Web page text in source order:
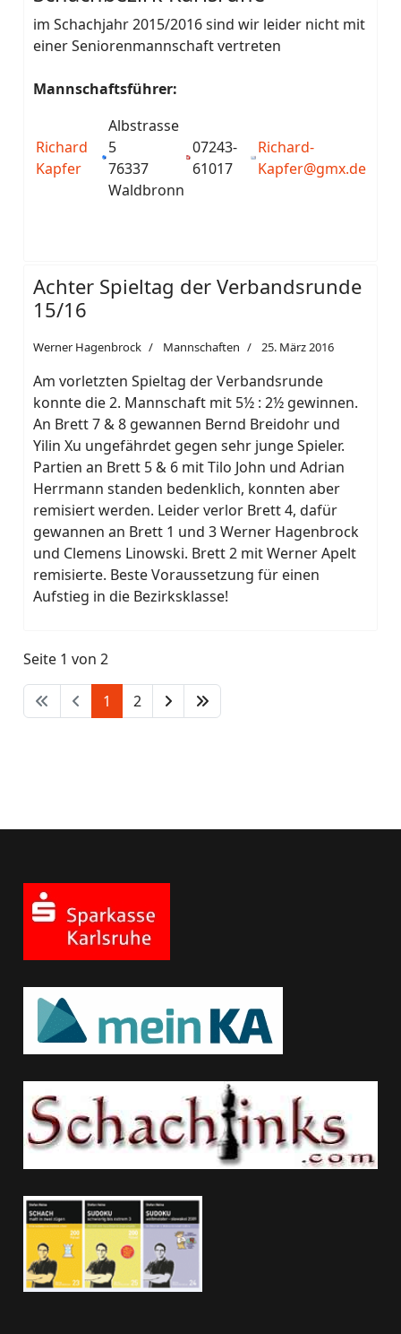
im Schachjahr 2015/2016 sind wir leider nicht mit
einer Seniorenmannschaft vertreten
Mannschaftsführer:
Richard
Kapfer
Albstrasse
5
76337
Waldbronn
07243-
61017
Richard-
Kapfer@gmx.de
Achter Spieltag der Verbandsrunde
15/16
Werner Hagenbrock Mannschaften 25. März 2016
Am vorletzten Spieltag der Verbandsrunde
konnte die 2. Mannschaft mit 5½ : 2½ gewinnen.
An Brett 7 & 8 gewannen Bernd Breidohr und
Yilin Xu ungefährdet gegen sehr junge Spieler.
Partien an Brett 5 & 6 mit Tilo John und Adrian
Herrmann standen bedenklich, konnten aber
remisiert werden. Leider verlor Brett 4, dafür
gewannen an Brett 1 und 3 Werner Hagenbrock
und Clemens Linowski. Brett 2 mit Werner Apelt
remisierte. Beste Voraussetzung für einen
Aufstieg in die Bezirksklasse!
Seite 1 von 2
1 2